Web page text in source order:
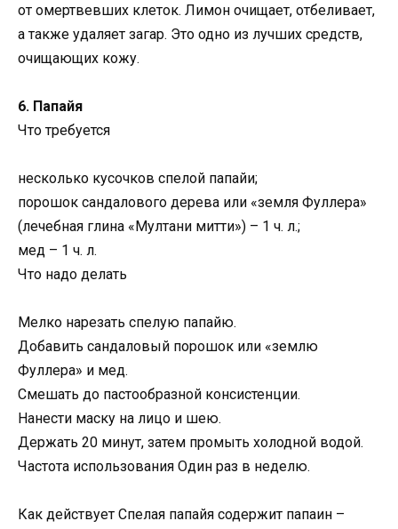
от омертвевших клеток. Лимон очищает, отбеливает,
а также удаляет загар. Это одно из лучших средств,
очищающих кожу.
6. Папайя
Что требуется
несколько кусочков спелой папайи;
порошок сандалового дерева или «земля Фуллера»
(лечебная глина «Мултани митти») – 1 ч. л.;
мед – 1 ч. л.
Что надо делать
Мелко нарезать спелую папайю.
Добавить сандаловый порошок или «землю
Фуллера» и мед.
Смешать до пастообразной консистенции.
Нанести маску на лицо и шею.
Держать 20 минут, затем промыть холодной водой.
Частота использования Один раз в неделю.
Как действует Спелая папайя содержит папаин –